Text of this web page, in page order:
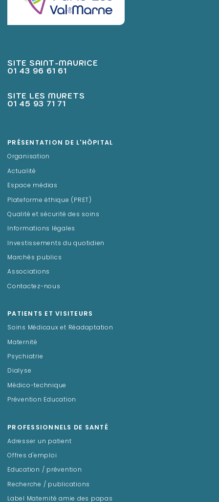
SITE SAINT-MAURICE
01 43 96 61 61
SITE LES MURETS
01 45 93 71 71
PRÉSENTATION DE L'HÔPITAL
Organisation
Actualité
Espace médias
Plateforme éthique (PRET)
Qualité et sécurité des soins
Informations légales
Investissements du quotidien
Marchés publics
Associations
Contactez-nous
PATIENTS ET VISITEURS
Soins Médicaux et Réadaptation
Maternité
Psychiatrie
Dialyse
Médico-technique
Prévention Education
PROFESSIONNELS DE SANTÉ
Adresser un patient
Offres d'emploi
Education / prévention
Recherche / publications
Label Maternité amie des papas